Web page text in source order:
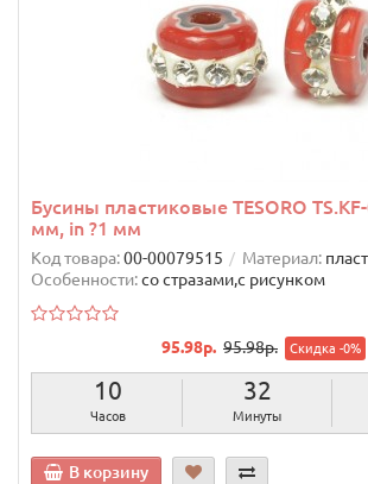
Бусины пластиковые TESORO
мм, in ?1 мм
Код товара:00-00079515 Материал:
Особенности:со стразами,с рисунком
95.98р. 95.98р. Скидка -0%
10
Часов
32
Минуты
В корзину